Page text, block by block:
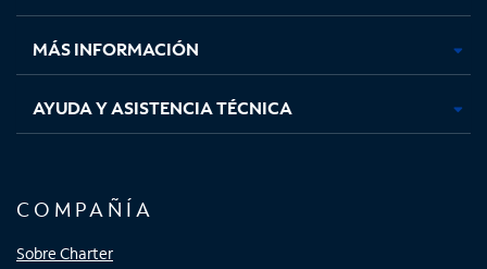
nuevanuevanuevanueva
MÁS INFORMACIÓN
AYUDA Y ASISTENCIA TÉCNICA
COMPAÑÍA
Sobre Charter